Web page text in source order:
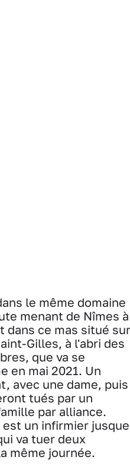
le même domaine
menant de Nîmes à
dans ce mas situé sur
Gilles, à l'abri des
que va se
en mai 2021. Un
avec une dame, puis
tués par un
par alliance.
est un infirmier jusque
va tuer deux
même journée.